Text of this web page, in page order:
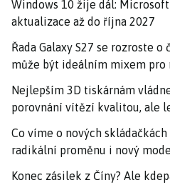
Windows 10 žije dál:
aktualizace až do října 2027
Řada Galaxy S27 se rozroste
může být ideálním mixem pro
Nejlepším 3D tiskárnám
porovnání vítězí kvalitou, ale
Co víme o nových skládačkách
radikální proměnu i nový
Konec zásilek z Číny? Ale